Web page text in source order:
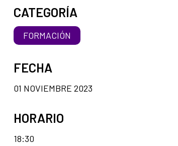
CATEGORÍA
FORMACIÓN
FECHA
01 NOVIEMBRE 2023
HORARIO
18:30